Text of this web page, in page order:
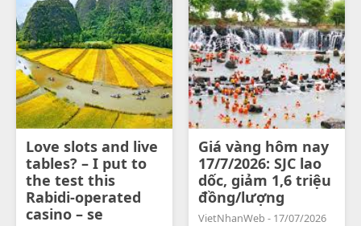
Love slots and live
tables? – I put to
the test this
Rabidi-operated
casino – se
Giá vàng hôm nay
17/7/2026: SJC lao
dốc, giảm 1,6 triệu
đồng/lượng
VietNhanWeb - 17/07/2026